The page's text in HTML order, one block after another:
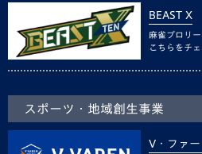
BEAST X
麻雀プロリ
こちらをチェ
スポーツ・地域創生事業
V・ファ